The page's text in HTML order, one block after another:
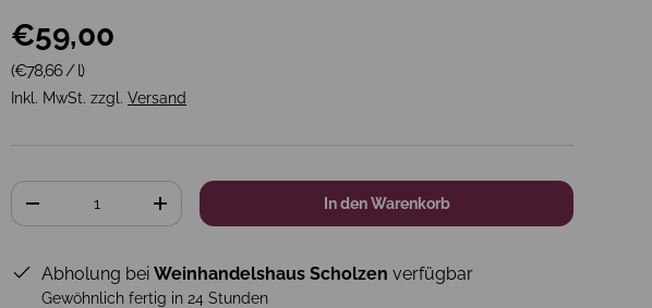
€59,00
Grundpreis
(€78,66/l)
Inkl. MwSt. zzgl. Versand
Anzahl
+ In den Warenkorb
Abholung bei Weinhandelshaus Scholzen verfügbar
Gewöhnlich fertig in 24 Stunden